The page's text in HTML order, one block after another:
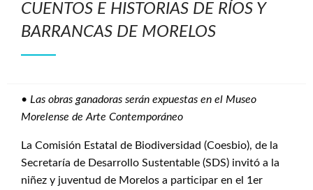
CUENTOS E HISTORIAS DE RÍOS Y
BARRANCAS DE MORELOS
• Las obras ganadoras serán expuestas en el Museo
Morelense de Arte Contemporáneo
La Comisión Estatal de Biodiversidad (Coesbio), de la
Secretaría de Desarrollo Sustentable (SDS) invitó a la
niñez y juventud de Morelos a participar en el 1er